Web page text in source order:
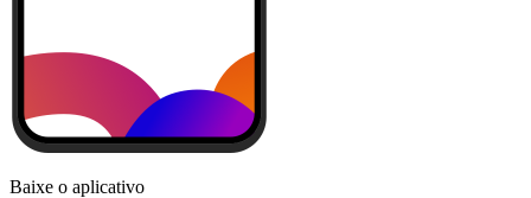
Baixe o aplicativo